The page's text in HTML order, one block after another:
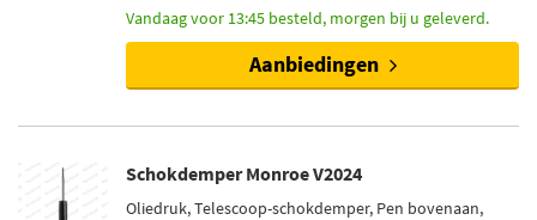
Vandaag voor 13:45 besteld, morgen bij u geleverd.
Aanbiedingen
Schokdemper Monroe V2024
Oliedruk, Telescoop-schokdemper, Pen bovenaan,